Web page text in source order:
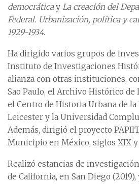
democráticay La creación del
Federal. Urbanización, política y
1929-1934.
Ha dirigido varios grupos de
Instituto de Investigaciones
alianza con otras instituciones,
Sao Paulo, el Archivo Histórico de
el Centro de Historia Urbana de
Leicester y la Universidad
Además, dirigió el proyecto
Municipio en México, siglos XIX y
Realizó estancias de
de California, en San Diego